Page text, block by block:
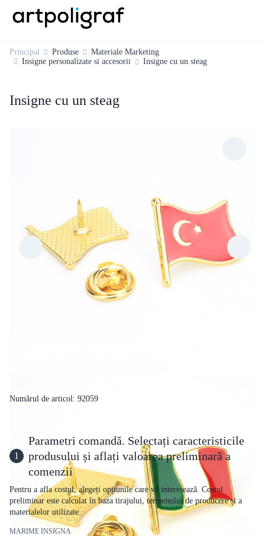
Principal Produse
Materiale Marketing
Insigne personalizate si accesorii
Insigne cu un steag
Insigne cu un steag
Numărul de articol: 92059
1
Parametri comandă. Selectați caracteristicile
produsului și aflați valoarea preliminară a
comenzii
Pentru a afla costul, alegeți opțiunile care vă interesează. Costul
preliminar este calculat în baza tirajului, termenului de producere și a
materialelor utilizate.
MARIME INSIGNA